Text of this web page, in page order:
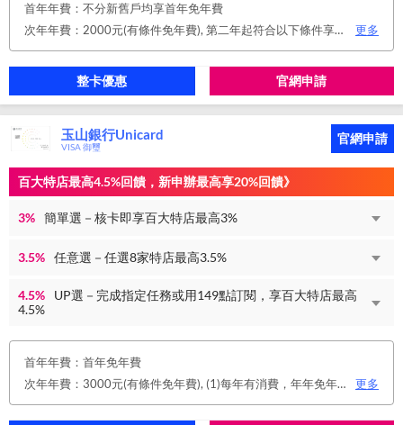
首年年費：不分新舊戶均享首年免年費
次年年費：2000元(有條件免年費), 第二年起符合以下條件享年費優惠辦法 • 使用非紙本帳單(電子帳單或行動帳單)終身免年費 • 前一年消費滿 8 萬或 12 次享次年免年費
更多
整卡優惠 官網申請
玉山銀行Unicard
VISA 御璽
官網申請
百大特店最高4.5%回饋，新申辦最高享20%回饋》
3% 簡單選－核卡即享百大特店最高3%
3.5% 任意選－任選8家特店最高3.5%
4.5%
UP選－完成指定任務或用149點訂閱，享百大特店最高
4.5%
首年年費：首年免年費
次年年費：3000元(有條件免年費), (1)每年有消費，年年免年費。或(2)同時使用玉山帳戶自動扣繳信用卡款及帳單e化期間享免年費優惠。
更多